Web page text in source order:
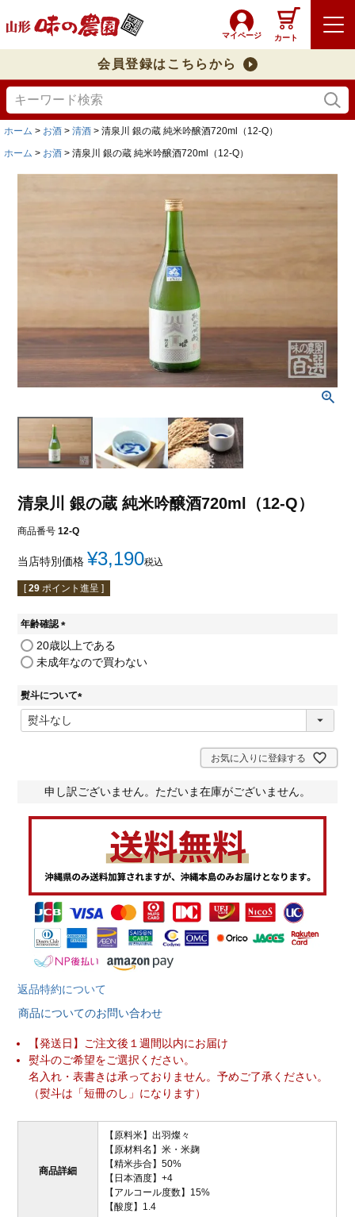
マイページ カート
会員登録はこちらから
ホーム お酒 清酒
清泉川 銀の蔵 純米吟醸酒720ml（12-Q）
ホーム
お酒 清泉川 銀の蔵 純米吟醸酒720ml（12-Q）
清泉川 銀の蔵 純米吟醸酒720ml（12-Q）
商品番号 12-Q
当店特別価格 ¥3,190税込
[ 29 ポイント進呈 ]
年齢確認
(
必
須
20歳以上である
未成年なので買わない
熨斗について
(
お気に入りに登録する
申し訳ございません。ただいま在庫がございません。
返品特約について
商品についてのお問い合わせ
【発送日】ご注文後１週間以内にお届け
熨斗のご希望をご選択ください。
名入れ・表書きは承っておりません。予めご了承ください。
（熨斗は「短冊のし」になります）
商品詳細
【原料米】出羽燦々
【原材料名】米・米麹
【精米歩合】50%
【日本酒度】+4
【アルコール度数】15%
【酸度】1.4